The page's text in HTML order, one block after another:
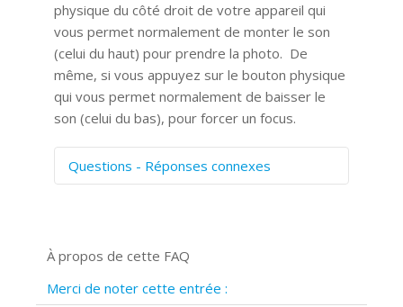
physique du côté droit de votre appareil qui
vous permet normalement de monter le son
(celui du haut) pour prendre la photo. De
même, si vous appuyez sur le bouton physique
qui vous permet normalement de baisser le
son (celui du bas), pour forcer un focus.
Questions - Réponses connexes
Prise de vue 360°
?
À propos de cette FAQ
Merci de noter cette entrée :